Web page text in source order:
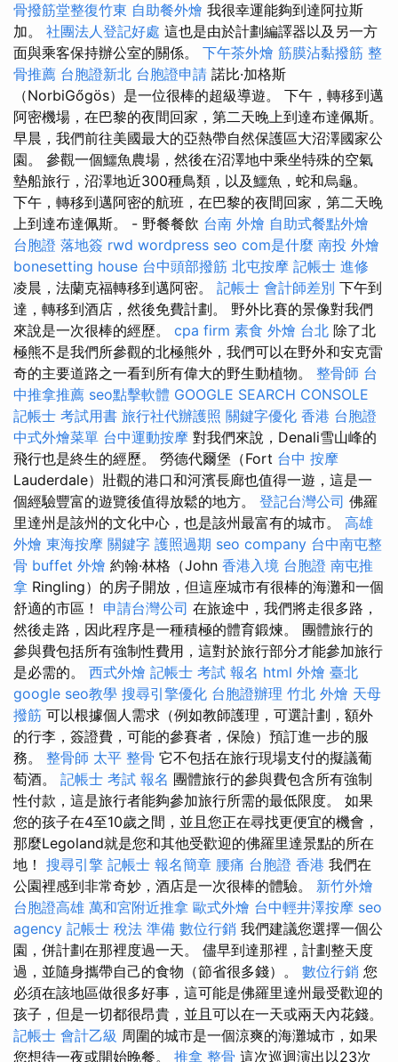
骨撥筋堂整復竹東 自助餐外燴 我很幸運能夠到達阿拉斯
加。 社團法人登記好處 這也是由於計劃編譯器以及另一方
面與乘客保持辦公室的關係。 下午茶外燴 筋膜沾黏撥筋 整
骨推薦 台胞證新北 台胞證申請 諾比·加格斯
（NorbiGőgös）是一位很棒的超級導遊。 下午，轉移到邁
阿密機場，在巴黎的夜間回家，第二天晚上到達布達佩斯。
早晨，我們前往美國最大的亞熱帶自然保護區大沼澤國家公
園。 參觀一個鱷魚農場，然後在沼澤地中乘坐特殊的空氣
墊船旅行，沼澤地近300種鳥類，以及鱷魚，蛇和烏龜。
下午，轉移到邁阿密的航班，在巴黎的夜間回家，第二天晚
上到達布達佩斯。 - 野餐餐飲 台南 外燴 自助式餐點外燴
台胞證 落地簽 rwd wordpress seo com是什麼 南投 外燴
bonesetting house 台中頭部撥筋 北屯按摩 記帳士 進修
凌晨，法蘭克福轉移到邁阿密。 記帳士 會計師差別 下午到
達，轉移到酒店，然後免費計劃。 野外比賽的景像對我們
來說是一次很棒的經歷。 cpa firm 素食 外燴 台北 除了北
極熊不是我們所參觀的北極熊外，我們可以在野外和安克雷
奇的主要道路之一看到所有偉大的野生動植物。 整骨師 台
中推拿推薦 seo點擊軟體 GOOGLE SEARCH CONSOLE
記帳士 考試用書 旅行社代辦護照 關鍵字優化 香港 台胞證
中式外燴菜單 台中運動按摩 對我們來說，Denali雪山峰的
飛行也是終生的經歷。 勞德代爾堡（Fort 台中 按摩
Lauderdale）壯觀的港口和河濱長廊也值得一遊，這是一
個經驗豐富的遊覽後值得放鬆的地方。 登記台灣公司 佛羅
里達州是該州的文化中心，也是該州最富有的城市。 高雄
外燴 東海按摩 關鍵字 護照過期 seo company 台中南屯整
骨 buffet 外燴 約翰·林格（John 香港入境 台胞證 南屯推
拿 Ringling）的房子開放，但這座城市有很棒的海灘和一個
舒適的市區！ 申請台灣公司 在旅途中，我們將走很多路，
然後走路，因此程序是一種積極的體育鍛煉。 團體旅行的
參與費包括所有強制性費用，這對於旅行部分才能參加旅行
是必需的。 西式外燴 記帳士 考試 報名 html 外燴 臺北
google seo教學 搜尋引擎優化 台胞證辦理 竹北 外燴 天母
撥筋 可以根據個人需求（例如教師護理，可選計劃，額外
的行李，簽證費，可能的參賽者，保險）預訂進一步的服
務。 整骨師 太平 整骨 它不包括在旅行現場支付的擬議葡
萄酒。 記帳士 考試 報名 團體旅行的參與費包含所有強制
性付款，這是旅行者能夠參加旅行所需的最低限度。 如果
您的孩子在4至10歲之間，並且您正在尋找更便宜的機會，
那麼Legoland就是您和其他受歡迎的佛羅里達景點的所在
地！ 搜尋引擎 記帳士 報名簡章 腰痛 台胞證 香港 我們在
公園裡感到非常奇妙，酒店是一次很棒的體驗。 新竹外燴
台胞證高雄 萬和宮附近推拿 歐式外燴 台中輕井澤按摩 seo
agency 記帳士 稅法 準備 數位行銷 我們建議您選擇一個公
園，併計劃在那裡度過一天。 儘早到達那裡，計劃整天度
過，並隨身攜帶自己的食物（節省很多錢）。 數位行銷 您
必須在該地區做很多好事，這可能是佛羅里達州最受歡迎的
孩子，但是一切都很昂貴，並且可以在一天或兩天內花錢。
記帳士 會計乙級 周圍的城市是一個涼爽的海灘城市，如果
您想待一夜或開始晚餐。 推拿 整骨 這次巡迴演出以23次